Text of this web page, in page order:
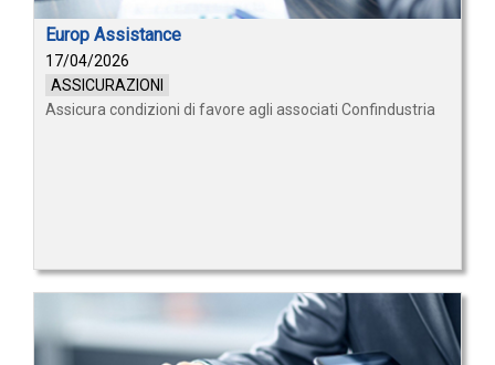
Europ Assistance
17/04/2026
ASSICURAZIONI
Assicura condizioni di favore agli associati Confindustria